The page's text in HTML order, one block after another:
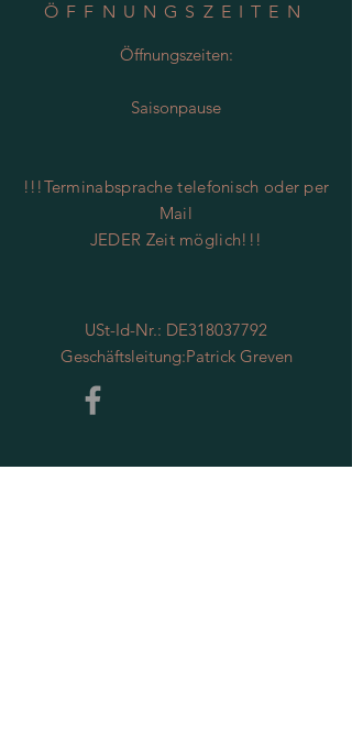
ÖFFNUNGSZEITEN
Öffnungszeiten:
Saisonpause
!!!Terminabsprache telefonisch oder per
Mail
JEDER Zeit möglich!!!
USt-Id-Nr.: DE318037792
Geschäftsleitung:Patrick Greven